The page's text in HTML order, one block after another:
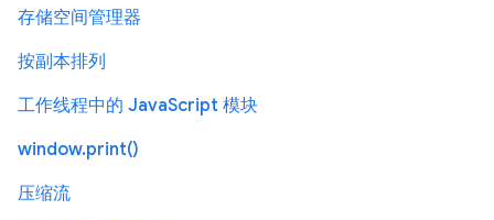
存储空间管理器
按副本排列
工作线程中的 JavaScript 模块
window.print()
压缩流